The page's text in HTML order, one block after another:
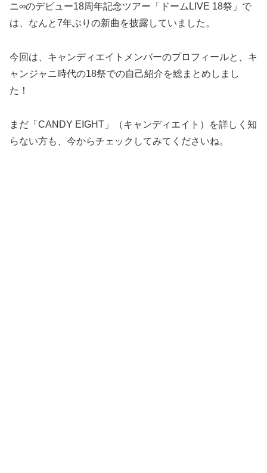
ニ∞のデビュー18周年記念ツアー「ドームLIVE 18祭」で
は、なんと7年ぶりの新曲を披露していました。
今回は、キャンディエイトメンバーのプロフィールと、キ
ャンジャニ時代の18祭での自己紹介を総まとめしまし
た！
まだ「CANDY EIGHT」（キャンディエイト）を詳しく知
らない方も、今からチェックしてみてくださいね。